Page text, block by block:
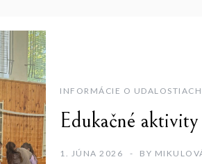
INFORMÁCIE O UDALOSTIACH
Edukačné
1. JÚNA 2026 BY